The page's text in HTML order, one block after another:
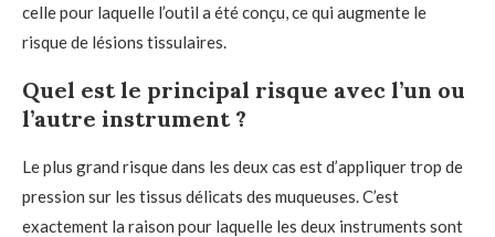
celle pour laquelle l’outil a été conçu, ce qui augmente le
risque de lésions tissulaires.
Quel est le principal risque avec l’un ou
l’autre instrument ?
Le plus grand risque dans les deux cas est d’appliquer trop de
pression sur les tissus délicats des muqueuses. C’est
exactement la raison pour laquelle les deux instruments sont